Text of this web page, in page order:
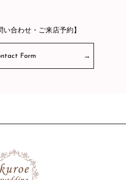
い合わせ・ご来店予約】
Form